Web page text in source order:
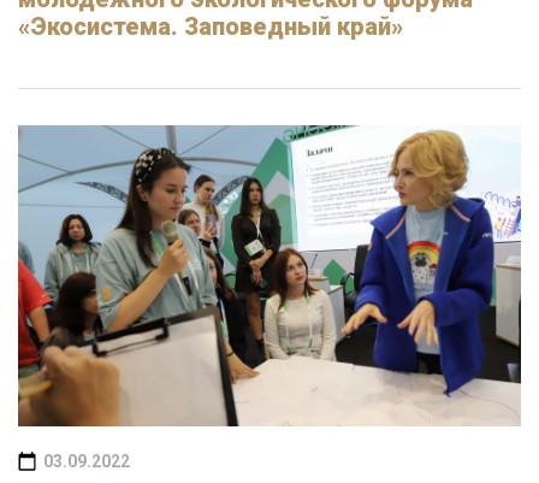
«Экосистема. Заповедный край»
03.09.2022